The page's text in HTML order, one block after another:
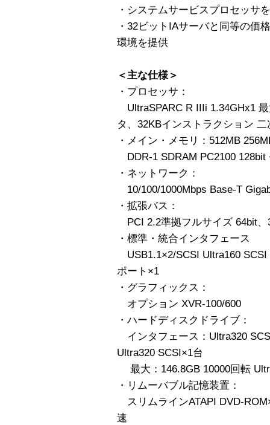
・システムサービスプロセッサ
・32ビットIAサーバと同等の価
環境を提供
＜主な仕様＞
・プロセッサ：
UltraSPARC R IIIi 1.34GHx1
タ、32KBインストラクション
・メイン・メモリ：512MB
DDR-1 SDRAM PC2100 128bit
・ネットワーク：
10/100/1000Mbps Base-T
・拡張バス：
PCI 2.2準拠フルサイズ 64bit、
・標準・統合インタフェース
USB1.1×2/SCSI Ultra160
ポート×1
・グラフィックス：
オプション XVR-100/600
・ハードディスクドライブ：
インタフェース：Ultra320
Ultra320 SCSI×1台
最大：146.8GB 10000回転
・リムーバブル記憶装置：
スリムラインATAPI DVD-
速